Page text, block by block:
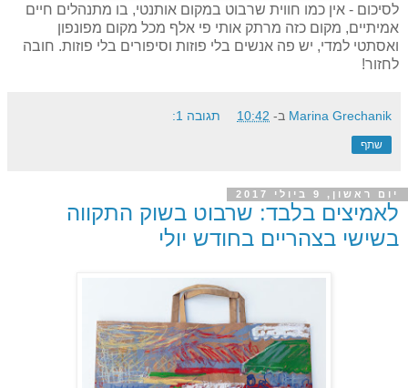
לסיכום - אין כמו חווית שרבוט במקום אותנטי, בו מתנהלים חיים
אמיתיים, מקום כזה מרתק אותי פי אלף מכל מקום מפונפון
ואסתטי למדי, יש פה אנשים בלי פוזות וסיפורים בלי פוזות. חובה
לחזור!
Marina Grechanik ב- 10:42 תגובה 1:
שתף
יום ראשון, 9 ביולי 2017
לאמיצים בלבד: שרבוט בשוק התקווה
בשישי בצהריים בחודש יולי